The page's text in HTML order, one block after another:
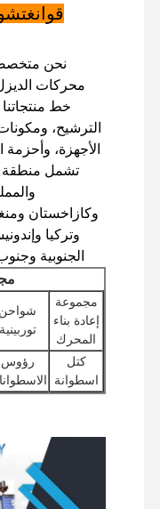
نحن
محركات
خط
الترشيح،
الأجهزة، وأحزمة
تشمل منطقة
وكازاخستان
وتركيا
الجنوبية
مجموعة
إعادة بناء
المحرك
شواحن
توربينية
كتل
اسطوانة
رؤوس
دوارة
صمامات
التوزيع